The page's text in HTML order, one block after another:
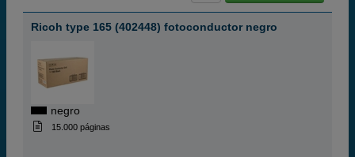
Ricoh type 165 (402448) fotoconductor negro
negro
15.000 páginas